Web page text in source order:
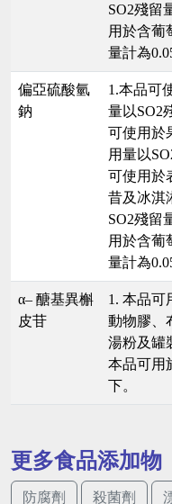
SO2殘留
用於含葡
量計為
偏亞硫酸氫
鈉
1.本品可
量以SO2
可使用於
用量以
可使用於
昔及冰淇
SO2殘留
用於含葡
量計為
α– 醣基異槲
皮苷
1. 本品可
動物膠、
湯粉及罐
本品可用
下。
更多食品添加物
防腐劑 殺菌劑